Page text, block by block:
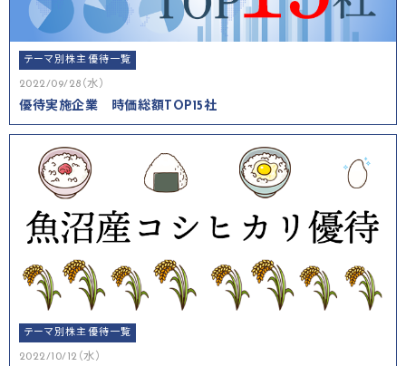
テーマ別株主優待一覧
2022/09/28（水）
優待実施企業 時価総額TOP15社
テーマ別株主優待一覧
2022/10/12（水）